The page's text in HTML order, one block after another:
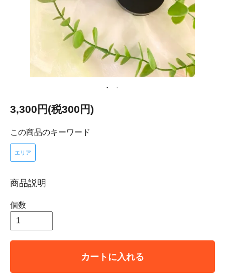
3,300円(税300円)
この商品のキーワード
エリア
商品説明
個数
カートに入れる